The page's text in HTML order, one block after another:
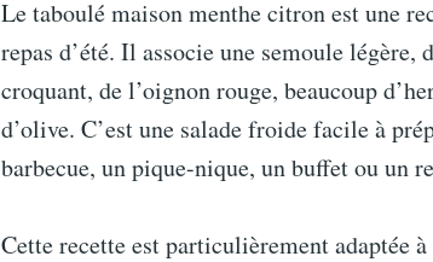
Le taboulé maison menthe citron est une
repas d’été. Il associe une semoule légère,
croquant, de l’oignon rouge, beaucoup
d’olive. C’est une salade froide facile à
barbecue, un pique-nique, un buffet ou un
Cette recette est particulièrement adaptée